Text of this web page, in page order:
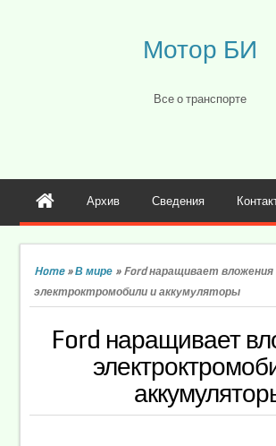
Мотор БИ
Все о транспорте
Архив Сведения
Home»В мире »Ford наращивает вложения
электроктромобили и аккумуляторы
Ford наращивает